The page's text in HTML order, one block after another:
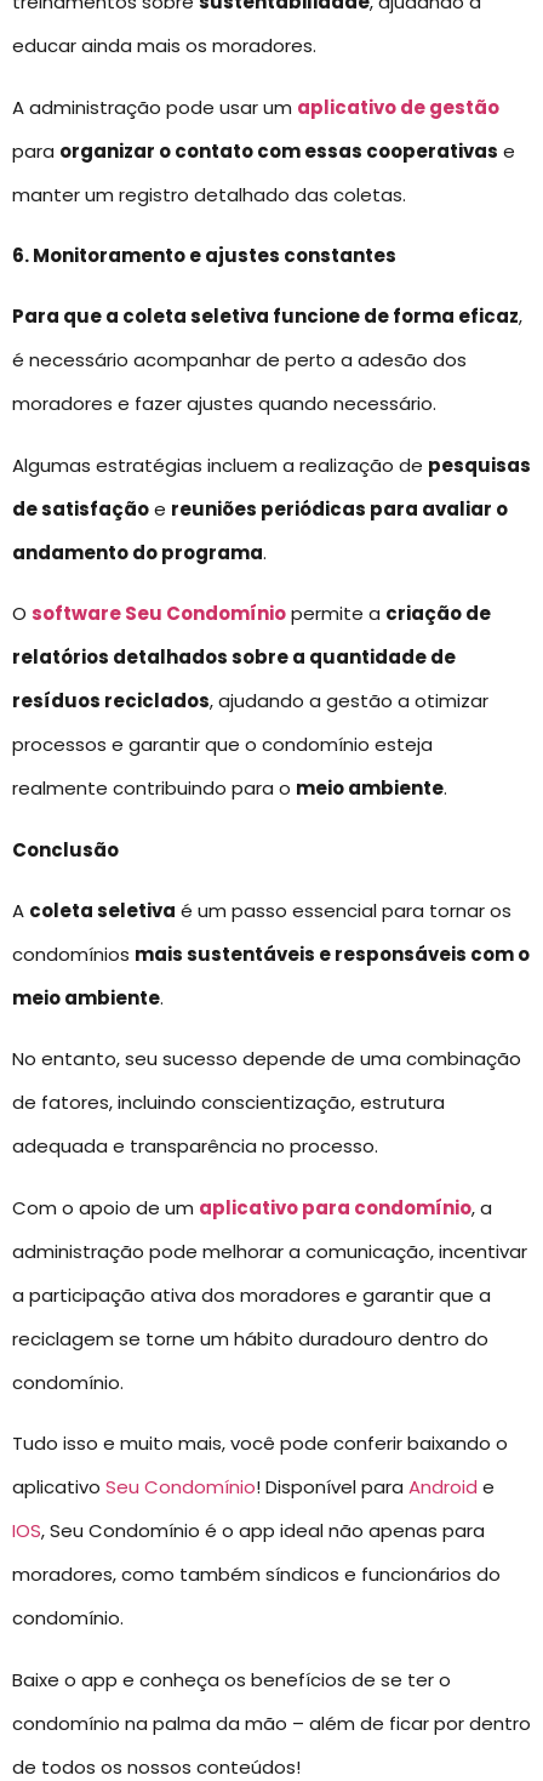
educar ainda mais os moradores.
A administração pode usar um aplicativo de gestão
para organizar o contato com essas cooperativas e
manter um registro detalhado das coletas.
6. Monitoramento e ajustes constantes
Para que a coleta seletiva funcione de forma eficaz,
é necessário acompanhar de perto a adesão dos
moradores e fazer ajustes quando necessário.
Algumas estratégias incluem a realização de pesquisas
de satisfaçãoe reuniões periódicas para avaliar o
andamento do programa.
O software Seu Condomíniopermite a criação de
relatórios detalhados sobre a quantidade de
resíduos reciclados, ajudando a gestão a otimizar
processos e garantir que o condomínio esteja
realmente contribuindo para o meio ambiente.
Conclusão
A coleta seletiva é um passo essencial para tornar os
condomínios mais sustentáveis e responsáveis com o
meio ambiente.
No entanto, seu sucesso depende de uma combinação
de fatores, incluindo conscientização, estrutura
adequada e transparência no processo.
Com o apoio de um aplicativo para condomínio, a
administração pode melhorar a comunicação, incentivar
a participação ativa dos moradores e garantir que a
reciclagem se torne um hábito duradouro dentro do
condomínio.
Tudo isso e muito mais, você pode conferir baixando o
aplicativo Seu Condomínio! Disponível para Android e
IOS, Seu Condomínio é o app ideal não apenas para
moradores, como também síndicos e funcionários do
condomínio.
Baixe o app e conheça os benefícios de se ter o
condomínio na palma da mão – além de ficar por dentro
de todos os nossos conteúdos!